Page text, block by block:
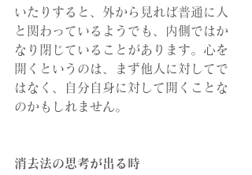
いたりすると、外から見れば普通に人
と関わっているようでも、内側ではか
なり閉じていることがあります。心を
開くというのは、まず他人に対してで
はなく、自分自身に対して開くことな
のかもしれません。
消去法の思考が出る時